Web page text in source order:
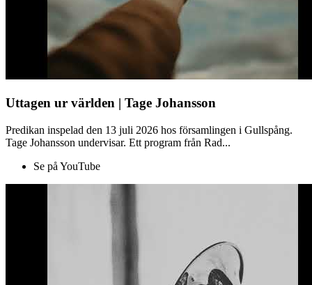
Uttagen ur världen | Tage Johansson
Predikan inspelad den 13 juli 2026 hos församlingen i Gullspång.
Tage Johansson undervisar. Ett program från Rad...
Se på YouTube